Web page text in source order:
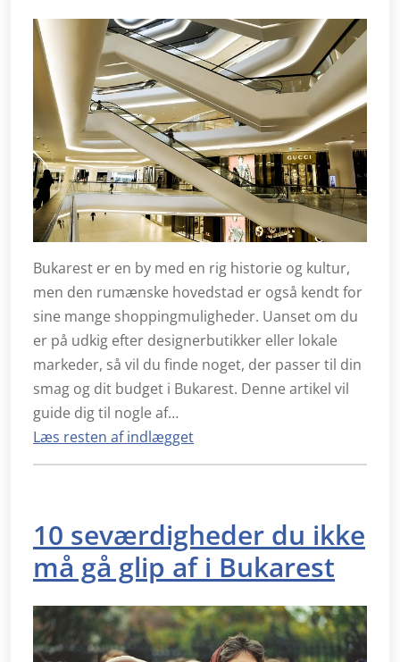
Bukarest er en by med en rig historie og kultur,
men den rumænske hovedstad er også kendt for
sine mange shoppingmuligheder. Uanset om du
er på udkig efter designerbutikker eller lokale
markeder, så vil du finde noget, der passer til din
smag og dit budget i Bukarest. Denne artikel vil
guide dig til nogle af…
Læs resten af indlægget
10 seværdigheder du ikke
må gå glip af i Bukarest